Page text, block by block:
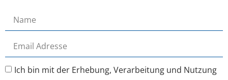
Ich bin mit der Erhebung, Verarbeitung und Nutzung